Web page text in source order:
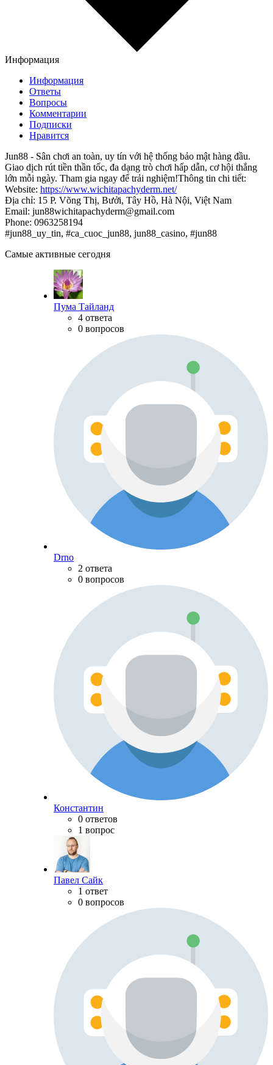
Информация
Информация
Ответы
Вопросы
Комментарии
Подписки
Нравится
Jun88 - Sân chơi an toàn, uy tín với hệ thống bảo mật hàng đầu.
Giao dịch rút tiền thần tốc, đa dạng trò chơi hấp dẫn, cơ hội thắng
lớn mỗi ngày. Tham gia ngay để trải nghiệm!Thông tin chi tiết:
Website: https://www.wichitapachyderm.net/
Địa chỉ: 15 P. Võng Thị, Bưởi, Tây Hồ, Hà Nội, Việt Nam
Email: jun88wichitapachyderm@gmail.com
Phone: 0963258194
#jun88_uy_tin, #ca_cuoc_jun88, jun88_casino, #jun88
Самые активные сегодня
Пума Тайланд
4 ответа
0 вопросов
Drno
2 ответа
0 вопросов
Константин
0 ответов
1 вопрос
Павел Сайк
1 ответ
0 вопросов